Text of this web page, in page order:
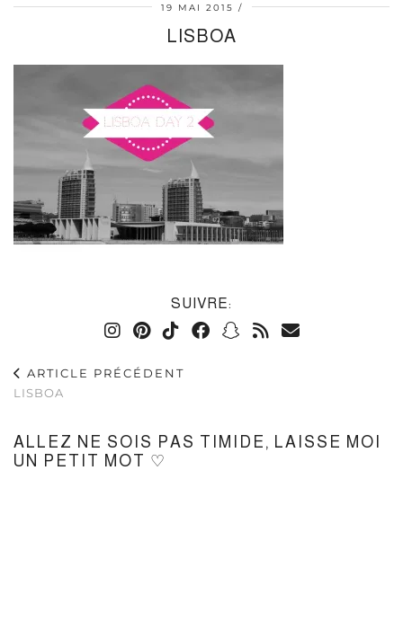
19 MAI 2015
LISBOA
SUIVRE:
ARTICLE PRÉCÉDENT
LISBOA
ALLEZ NE SOIS PAS TIMIDE, LAISSE MOI
UN PETIT MOT ♡